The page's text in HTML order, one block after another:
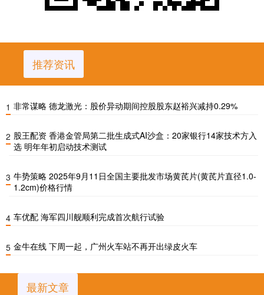
推荐资讯
1 非常谋略 德龙激光：股价异动期间控股股东赵裕兴减持0.29%
2 股王配资 香港金管局第二批生成式AI沙盒：20家银行14家技术方入
选 明年年初启动技术测试
3 牛势策略 2025年9月11日全国主要批发市场黄芪片(黄芪片直径1.0-
1.2cm)价格行情
4 车优配 海军四川舰顺利完成首次航行试验
5 金牛在线 下周一起，广州火车站不再开出绿皮火车
最新文章